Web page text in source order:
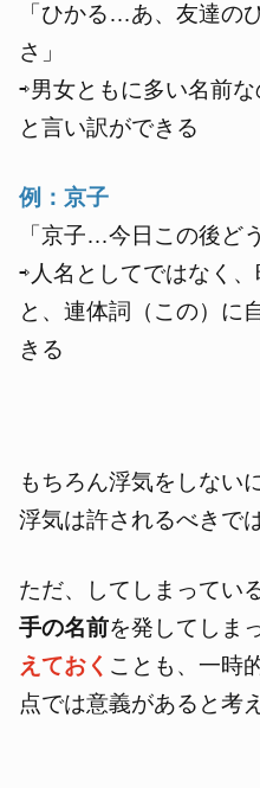
「ひかる…あ、友達の
さ」
⇨男女ともに多い名前
と言い訳ができる
例：京子
「京子…今日この後ど
⇨人名としてではなく、
と、連体詞（この）に
きる
もちろん浮気をしない
浮気は許されるべきで
ただ、してしまってい
手の名前を発してしま
えておく ことも、一時
点では意義があると考